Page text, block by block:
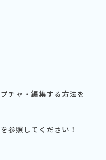
チャ・編集する方法を
参照してください！